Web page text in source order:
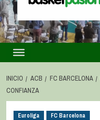
INICIO ACB FC BARCELONA
CONFIANZA
Euroliga FC Barcelona